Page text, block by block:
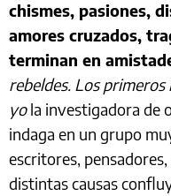
chismes, pasiones,
amores cruzados,
terminan en
rebeldes. Los
yola investigadora de
indaga en un grupo
escritores,
distintas causas